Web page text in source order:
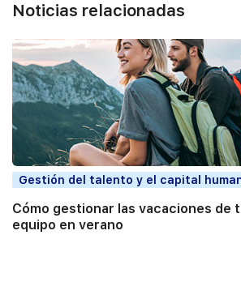
Noticias relacionadas
Gestión del talento y el capital
Cómo gestionar las vacaciones de
equipo en verano